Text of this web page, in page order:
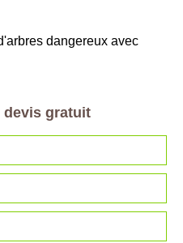
dangereux avec
devis gratuit